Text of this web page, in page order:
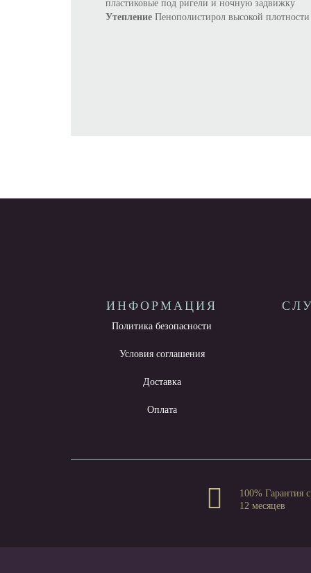
пластиковые под ригели и ночную задвижку
Утепление Пенополистирол высокой
ИНФОРМАЦИЯ
Политика безопасности
Условия соглашения
Доставка
Оплата
100% Гарантия
12 месяцев